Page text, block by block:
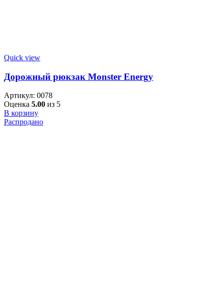
Quick view
Дорожный рюкзак Monster Energy
Артикул: 0078
Оценка 5.00 из 5
В корзину
Распродано